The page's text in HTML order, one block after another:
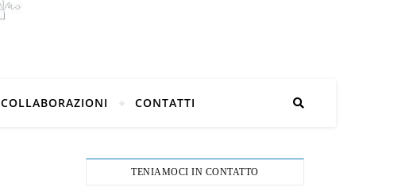
COLLABORAZIONI CONTATTI
TENIAMOCI IN CONTATTO